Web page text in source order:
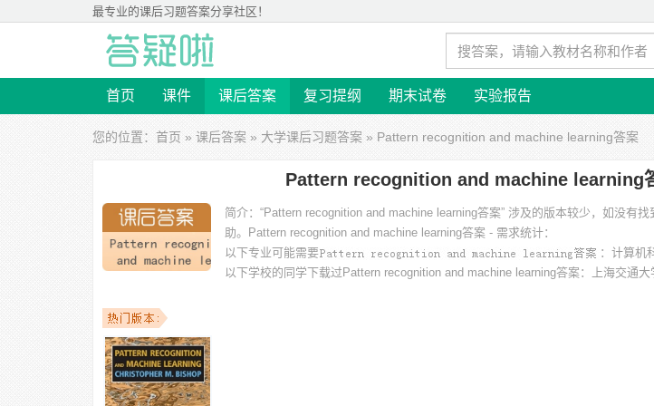
最专业的课后习题答案分享社区！
首页 课件 课后答案 复习提纲 期末试卷 实验报告
您的位置： 首页 » 课后答案 » 大学课后习题答案 » Pattern recognition and machine learning答案
Pattern recognition and machine learning
简介： “Pattern recognition and machine learning答案” 涉及的版本较少，如没有
助。
Pattern recognition and machine learning答案 - 需求统计：
以下专业可能需要
：计算机
以下学校的同学下载过 Pattern recognition and machine learning答案：上海交通大